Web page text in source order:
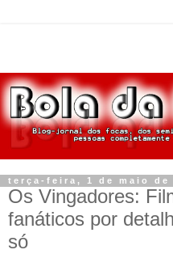
terça-feira, 1 de maio de
Os Vingadores:
fanáticos por
só